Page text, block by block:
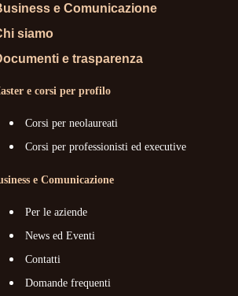
e Comunicazione
siamo
e trasparenza
e corsi per profilo
Corsi per neolaureati
Corsi per professionisti ed executive
e Comunicazione
Per le aziende
News ed Eventi
Contatti
Domande frequenti